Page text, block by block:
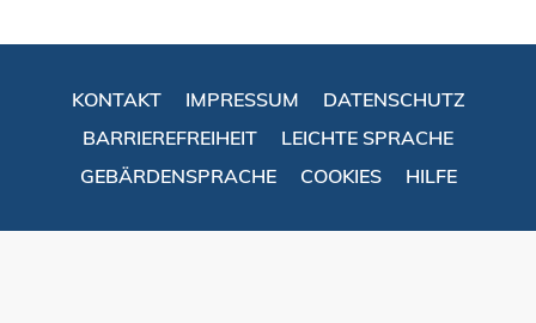
KONTAKT IMPRESSUM
DATENSCHUTZ
BARRIEREFREIHEIT
LEICHTE SPRACHE
GEBÄRDENSPRACHE
COOKIES HILFE